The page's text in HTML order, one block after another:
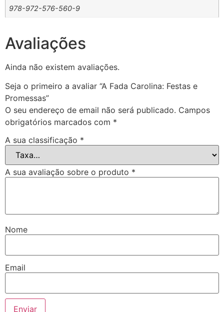
978-972-576-560-9
Avaliações
Ainda não existem avaliações.
Seja o primeiro a avaliar “A Fada Carolina: Festas e
Promessas”
O seu endereço de email não será publicado. Campos
obrigatórios marcados com *
A sua classificação *
A sua avaliação sobre o produto *
Nome
Email